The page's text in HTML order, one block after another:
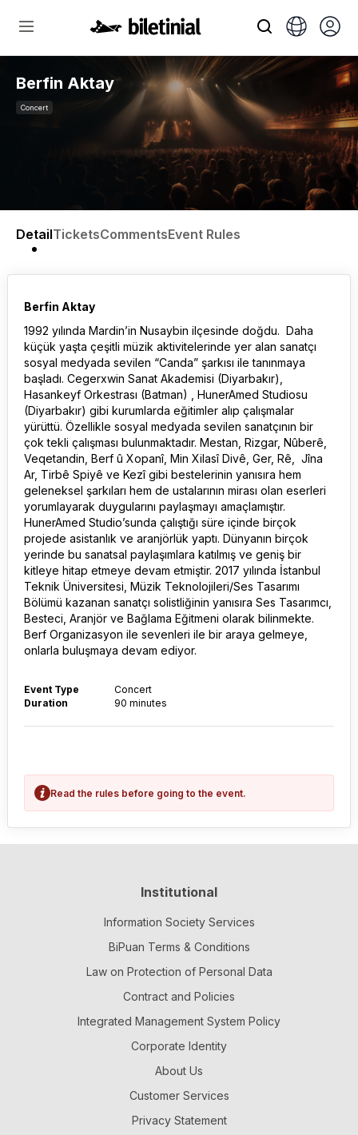
Berfin Aktay
Concert
DetailTicketsCommentsEvent Rules
Berfin Aktay
1992 yılında Mardin’in Nusaybin ilçesinde doğdu. Daha
küçük yaşta çeşitli müzik aktivitelerinde yer alan sanatçı
sosyal medyada sevilen “Canda” şarkısı ile tanınmaya
başladı. Cegerxwin Sanat Akademisi (Diyarbakır),
Hasankeyf Orkestrası (Batman) , HunerAmed Studiosu
(Diyarbakır) gibi kurumlarda eğitimler alıp çalışmalar
yürüttü. Özellikle sosyal medyada sevilen sanatçının bir
çok tekli çalışması bulunmaktadır. Mestan, Rizgar, Nûberê,
Veqetandin, Berf û Xopanî, Min Xilasî Divê, Ger, Rê, Jîna
Ar, Tirbê Spiyê ve Kezî gibi bestelerinin yanısıra hem
geleneksel şarkıları hem de ustalarının mirası olan eserleri
yorumlayarak duygularını paylaşmayı amaçlamıştır.
HunerAmed Studio’sunda çalıştığı süre içinde birçok
projede asistanlık ve aranjörlük yaptı. Dünyanın birçok
yerinde bu sanatsal paylaşımlara katılmış ve geniş bir
kitleye hitap etmeye devam etmiştir. 2017 yılında İstanbul
Teknik Üniversitesi, Müzik Teknolojileri/Ses Tasarımı
Bölümü kazanan sanatçı solistliğinin yanısıra Ses Tasarımcı,
Besteci, Aranjör ve Bağlama Eğitmeni olarak bilinmekte.
Berf Organizasyon ile sevenleri ile bir araya gelmeye,
onlarla buluşmaya devam ediyor.
Event Type
Concert
Duration
90 minutes
Read the rules before going to the event.
Institutional
Information Society Services
BiPuan Terms & Conditions
Law on Protection of Personal Data
Contract and Policies
Integrated Management System Policy
Corporate Identity
About Us
Customer Services
Privacy Statement